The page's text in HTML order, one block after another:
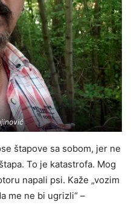
štapove sa sobom, jer ne
To je katastrofa. Mog
napali psi. Kaže „vozim
me ne bi ugrizli“ –